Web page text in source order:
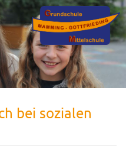
bei sozialen